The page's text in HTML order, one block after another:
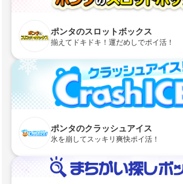
ポンタのスロットボックス
揃えてドキドキ！運だめしでポイ活！
ポンタのクラッシュアイス
氷を崩してスッキリ爽快ポイ活！